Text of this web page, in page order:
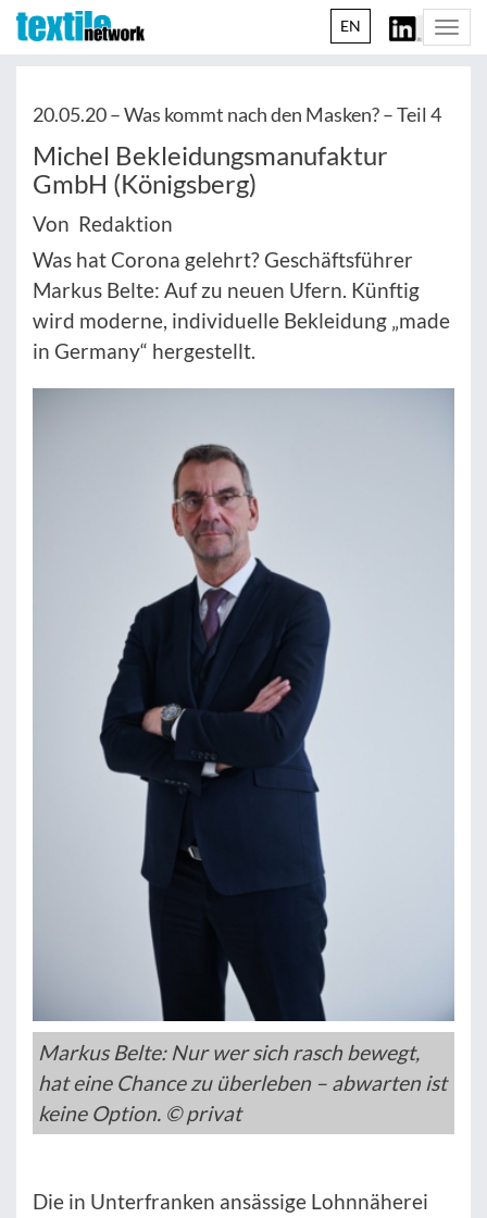
EN
20.05.20 –Was kommt nach den Masken? – Teil 4
Michel Bekleidungsmanufaktur
GmbH (Königsberg)
Von Redaktion
Was hat Corona gelehrt? Geschäftsführer
Markus Belte: Auf zu neuen Ufern. Künftig
wird moderne, individuelle Bekleidung „made
in Germany“ hergestellt.
Markus Belte: Nur wer sich rasch bewegt,
hat eine Chance zu überleben – abwarten ist
keine Option. © privat
Die in Unterfranken ansässige Lohnnäherei